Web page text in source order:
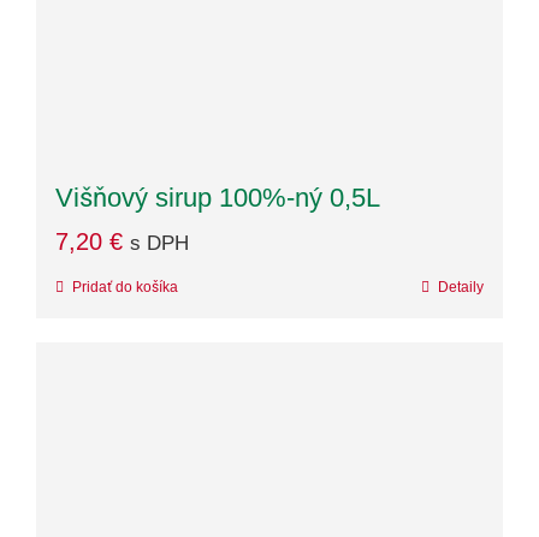
Višňový sirup 100%-ný 0,5L
7,20 € s DPH
Pridať do košíka Detaily